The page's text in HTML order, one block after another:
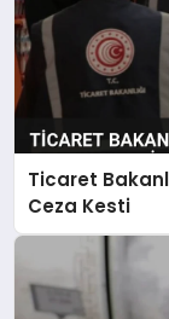
Ticaret
Ceza Kesti